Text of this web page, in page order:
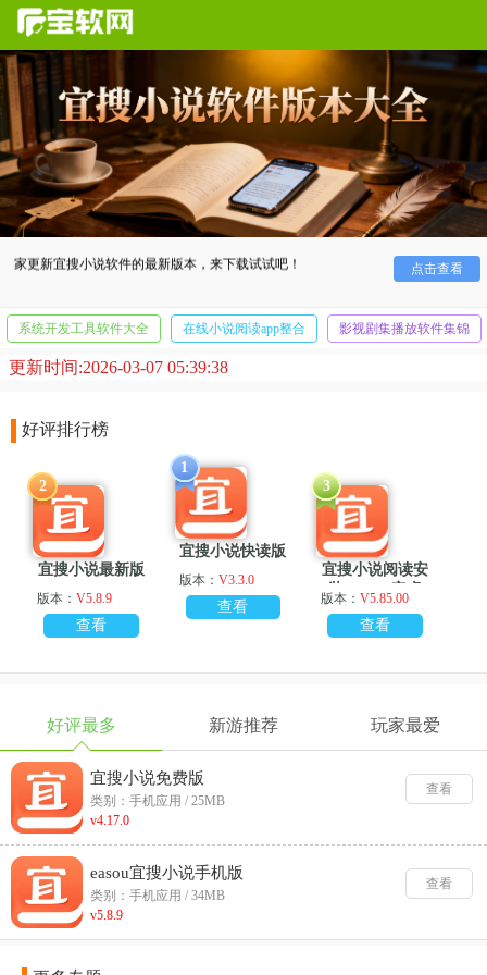
点击查看
今天为大家带来的是宜搜小说 软件免费版合集，这是一款
可以免费看下小说的网上书城软件，这里有很多不同种类的小
说，能满足不同的用户的爱好，宝软网小编叶子后续还会为大
家更新宜搜小说软件的最新版本，来下载试试吧！
系统开发工具软件大全 在线小说阅读app整合 影视剧集播放软件集锦
更新时间:2026-03-07 05:39:38
好评排行榜
宜搜小说最新版
版本： V5.8.9
查看
2
宜搜小说快读版
版本： V3.3.0
查看
1
宜搜小说阅读安
装 v5.8.8 安卓
版本：V5.85.00
查看
3
好评最多 新游推荐 玩家最爱
宜搜小说免费版
类别：手机应用 / 25MB
v4.17.0
查看
easou宜搜小说手机版
类别：手机应用 / 34MB
v5.8.9
查看